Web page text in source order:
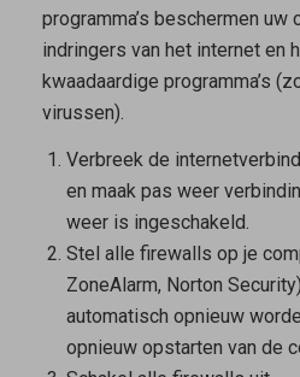
programma’s beschermen uw
indringers van het internet en
kwaadaardige programma’s
virussen).
Verbreek de
en maak pas weer
weer is ingeschakeld.
Stel alle firewalls op je
ZoneAlarm, Norton
automatisch opnieuw
opnieuw opstarten van de